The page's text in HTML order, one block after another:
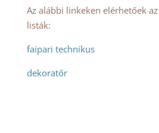
Az alábbi linkeken elérhetőek
listák:
faipari technikus
dekoratőr